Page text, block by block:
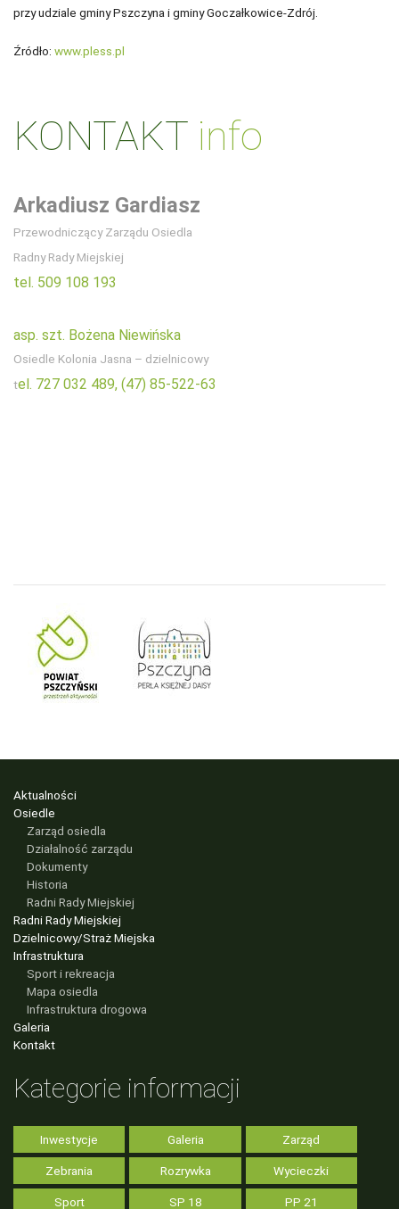
przy udziale gminy Pszczyna i gminy Goczałkowice-Zdrój.
Źródło: www.pless.pl
KONTAKT info
Arkadiusz Gardiasz
Przewodniczący Zarządu Osiedla
Radny Rady Miejskiej
tel. 509 108 193
asp. szt. Bożena Niewińska
Osiedle Kolonia Jasna – dzielnicowy
tel. 727 032 489, (47) 85-522-63
Aktualności
Osiedle
Zarząd osiedla
Działalność zarządu
Dokumenty
Historia
Radni Rady Miejskiej
Radni Rady Miejskiej
Dzielnicowy/Straż Miejska
Infrastruktura
Sport i rekreacja
Mapa osiedla
Infrastruktura drogowa
Galeria
Kontakt
Kategorie informacji
Inwestycje Galeria Zarząd
Zebrania Rozrywka Wycieczki
Sport SP 18 PP 21